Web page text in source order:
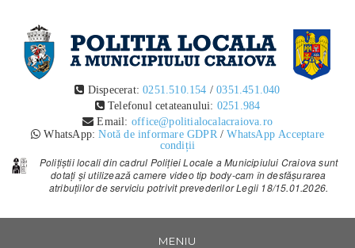
POLITIA LOCALA CRAIOVA
POLITIA LOCALA CRAIOVA TEXT
Dispecerat:0251.510.154 /0351.451.040
Telefonul cetateanului: 0251.984
Email: office@politialocalacraiova.ro
WhatsApp:Notă de informare GDPR /WhatsApp Acceptare
condiții
Polițiștii locali din cadrul Poliției Locale a Municipiului Craiova sunt
dotați și utilizează camere video tip body-cam în desfășurarea
atribuțiilor de serviciu potrivit prevederilor Legii 18/15.01.2026.
MENIU